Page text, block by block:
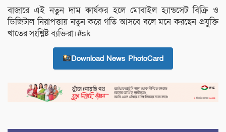
বাজারে এই নতুন দাম কার্যকর হলে মোবাইল হ্যান্ডসেট বিক্রি ও
ডিজিটাল নিরাপত্তায় নতুন করে গতি আসবে বলে মনে করছেন প্রযুক্তি
খাতের সংশ্লিষ্ট ব্যক্তিরা।#sk
Download News PhotoCard